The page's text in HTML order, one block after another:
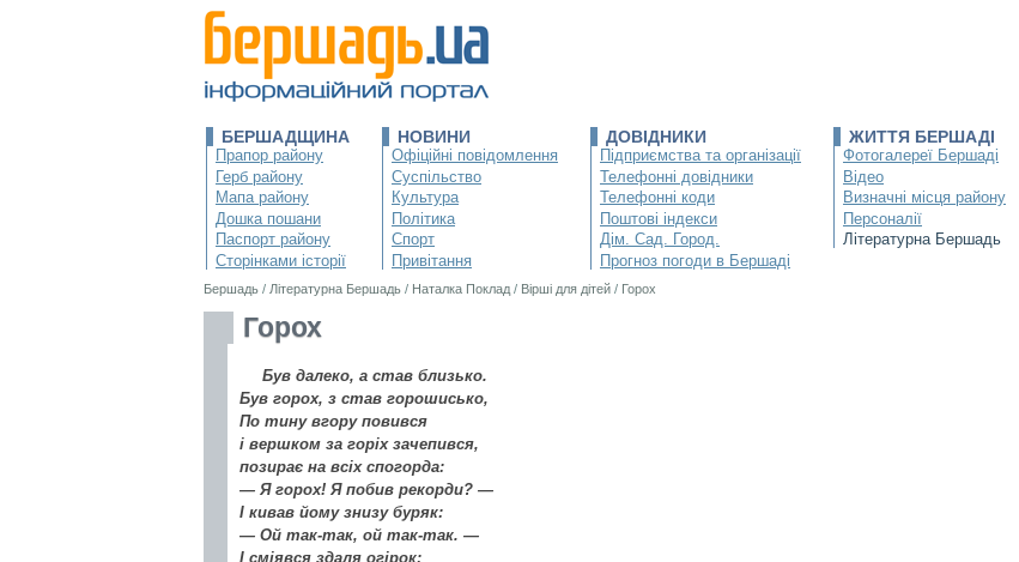
БЕРШАДЩИНА
Прапор району
Герб району
Мапа району
Дошка пошани
Паспорт району
Сторінками історії
НОВИНИ
Офіційні повідомлення
Суспільство
Культура
Політика
Спорт
Привітання
ДОВІДНИКИ
Підприємства та організації
Телефонні довідники
Телефонні коди
Поштові індекси
Дім. Сад. Город.
Прогноз погоди в Бершаді
ЖИТТЯ БЕРШАДІ
Фотогалереї Бершаді
Відео
Визначні місця району
Персоналії
Літературна Бершадь
Бершадь / Літературна Бершадь / Наталка Поклад / Вірші для дітей / Горох
Горох
Був далеко, а став близько.
Був горох, з став горошисько,
По тину вгору повився
і вершком за горіх зачепився,
позирає на всіх спогорда:
— Я горох! Я побив рекорди? —
І кивав йому знизу буряк:
— Ой так-так, ой так-так. —
І сміявся здаля огірок: